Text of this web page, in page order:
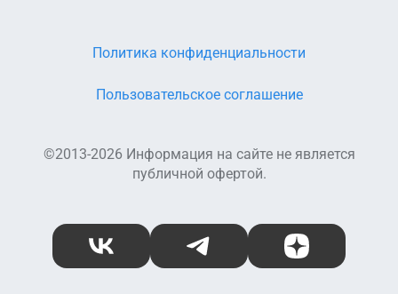
©2013-2026 Информация на сайте не является
публичной офертой.
Пользовательское соглашение
Политика конфиденциальности
ВКонтакте Telegram Дзен